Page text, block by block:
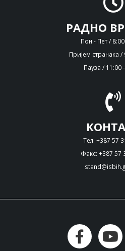
РАДНО
Пон - Пет /
Пријем странака /
Пауза / 11:00
Тел: +387 57
Факс: +387 57